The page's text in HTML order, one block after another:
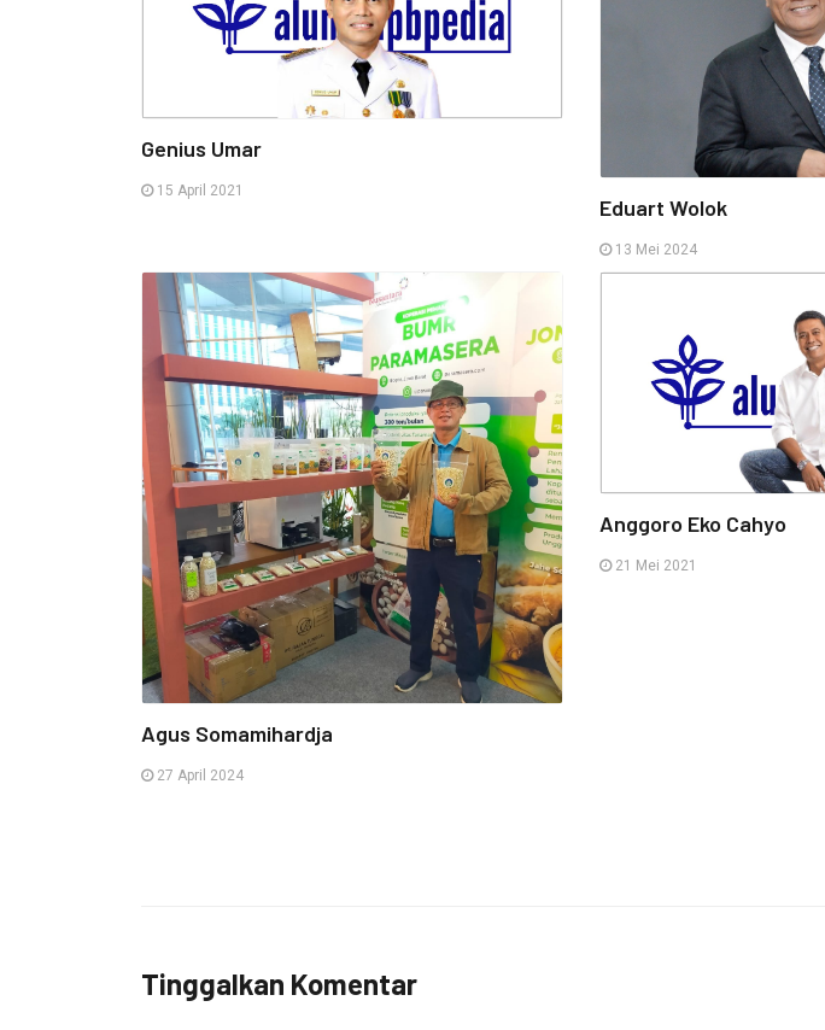
Genius Umar
15 April 2021
Eduart Wolok
13 Mei 2024
Agus Somamihardja
27 April 2024
Anggoro Eko Cahyo
21 Mei 2021
Tinggalkan Komentar